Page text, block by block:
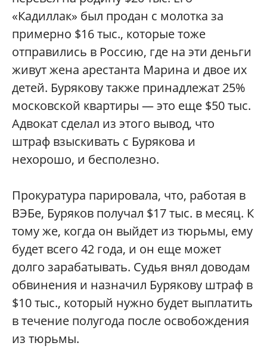
«Кадиллак» был продан с молотка за
примерно $16 тыс., которые тоже
отправились в Россию, где на эти деньги
живут жена арестанта Марина и двое их
детей. Бурякову также принадлежат 25%
московской квартиры — это еще $50 тыс.
Адвокат сделал из этого вывод, что
штраф взыскивать с Бурякова и
нехорошо, и бесполезно.
Прокуратура парировала, что, работая в
ВЭБе, Буряков получал $17 тыс. в месяц. К
тому же, когда он выйдет из тюрьмы, ему
будет всего 42 года, и он еще может
долго зарабатывать. Судья внял доводам
обвинения и назначил Бурякову штраф в
$10 тыс., который нужно будет выплатить
в течение полугода после освобождения
из тюрьмы.